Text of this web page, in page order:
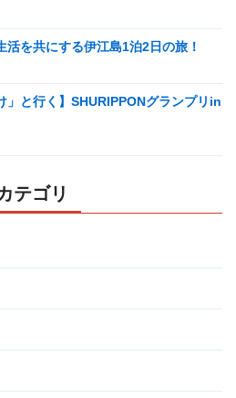
活を共にする伊江島1泊2日の旅！
」と行く】SHURIPPONグランプリin
テゴリ